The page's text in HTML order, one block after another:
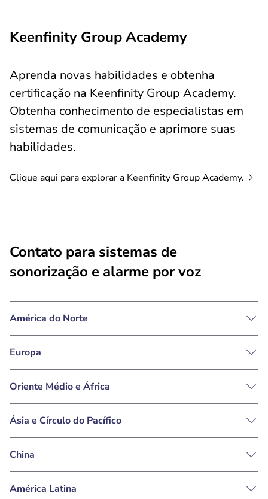
Keenfinity Group Academy
Aprenda novas habilidades e obtenha
certificação na Keenfinity Group Academy.
Obtenha conhecimento de especialistas em
sistemas de comunicação e aprimore suas
habilidades.
Clique aqui para explorar a Keenfinity GroupAcademy.
Contato para sistemas de
sonorização e alarme por voz
América do Norte
Europa
Oriente Médio e África
Ásia e Círculo do Pacífico
China
América Latina